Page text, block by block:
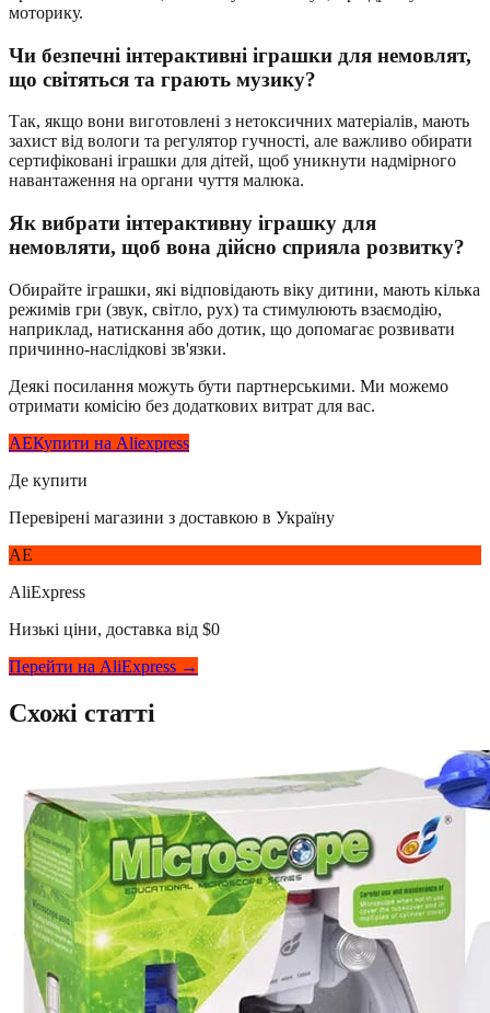
моторику.
Чи безпечні інтерактивні іграшки для немовлят,
що світяться та грають музику?
Так, якщо вони виготовлені з нетоксичних матеріалів, мають
захист від вологи та регулятор гучності, але важливо обирати
сертифіковані іграшки для дітей, щоб уникнути надмірного
навантаження на органи чуття малюка.
Як вибрати інтерактивну іграшку для
немовляти, щоб вона дійсно сприяла розвитку?
Обирайте іграшки, які відповідають віку дитини, мають кілька
режимів гри (звук, світло, рух) та стимулюють взаємодію,
наприклад, натискання або дотик, що допомагає розвивати
причинно-наслідкові зв'язки.
Деякі посилання можуть бути партнерськими. Ми можемо
отримати комісію без додаткових витрат для вас.
AEКупити на Aliexpress
Де купити
Перевірені магазини з доставкою в Україну
AE
AliExpress
Низькі ціни, доставка від $0
Перейти на AliExpress →
Схожі статті